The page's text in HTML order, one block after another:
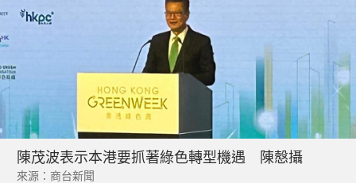
陳茂波表示本港要抓著綠色轉型機遇 陳慤攝
來源：商台新聞